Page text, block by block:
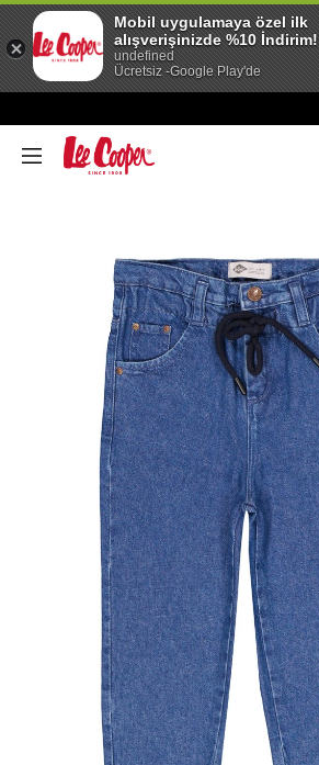
Mobil uygulamaya özel ilk
alışverişinizde %10 İndirim!
undefined
Ücretsiz -Google Play'de